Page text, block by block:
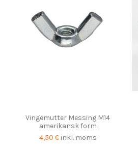
Vingemutter Messing M14
amerikansk form
4,50 € inkl. moms